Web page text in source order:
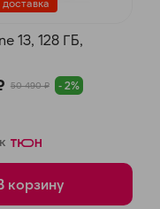
13, 128 ГБ,
50 490 ₽ - 2%
корзину